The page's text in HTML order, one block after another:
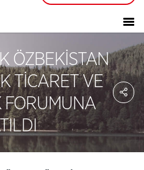
ÖZBEKİSTAN
TİCARET VE
FORUMUNA